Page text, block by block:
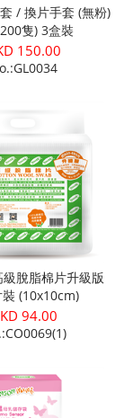
/ 換片手套 (無粉)
隻) 3盒裝
150.00
脫脂棉片升級版
(10x10cm)
94.00